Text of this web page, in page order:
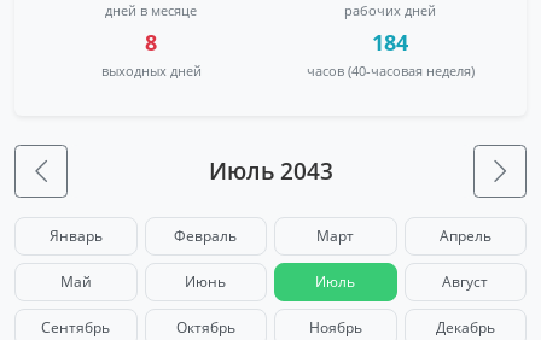
дней в месяце рабочих дней
8
выходных дней
184
часов (40-часовая неделя)
Июль 2043
Январь Февраль Март Апрель
Май Июнь Июль Август
Сентябрь Октябрь Ноябрь Декабрь